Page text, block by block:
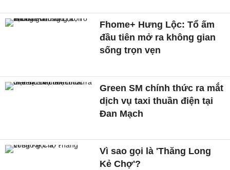
Fhome+ Hưng Lộc: Tổ ấm
đầu tiên mở ra không gian
sống trọn vẹn
Green SM chính thức ra mắt
dịch vụ taxi thuần điện tại
Đan Mạch
Vì sao gọi là 'Thăng Long
Kẻ Chợ'?